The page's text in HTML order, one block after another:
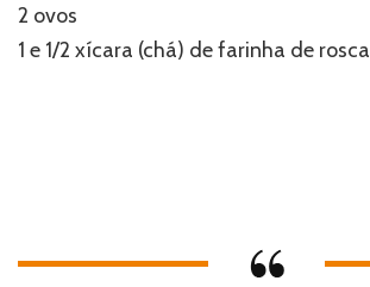
2 ovos
1 e 1/2 xícara (chá) de farinha de rosca